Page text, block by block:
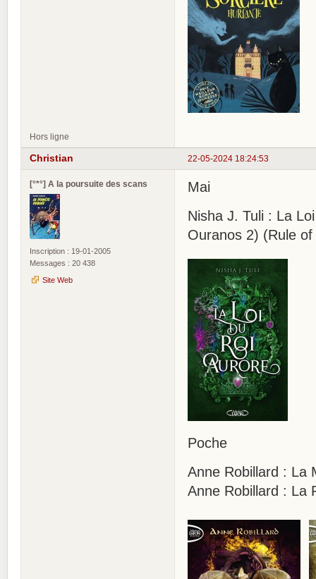
Hors ligne
22-05-2024 18:24:53
Christian
[°*°] A la poursuite des scans
Inscription : 19-01-2005
Messages : 20 438
Site Web
Mai
Nisha J. Tuli : La
Ouranos 2) (Rule
Poche
Anne Robillard : La
Anne Robillard : La